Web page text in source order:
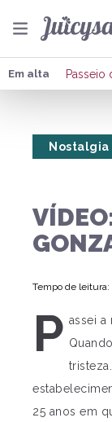
Em alta Passeio
Tempo de leitura:
P assei a
25 anos em